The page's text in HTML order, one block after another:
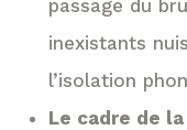
passage du
inexistants
l’isolation
Le cadre de